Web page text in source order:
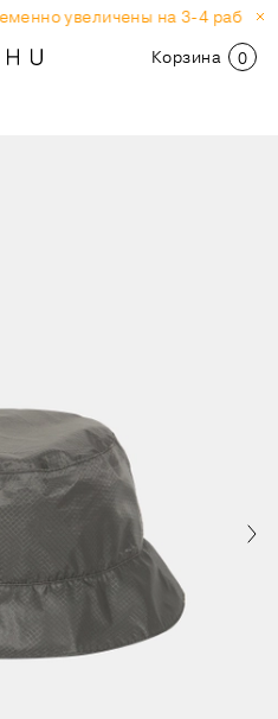
увеличены на 3-4
Корзина 0